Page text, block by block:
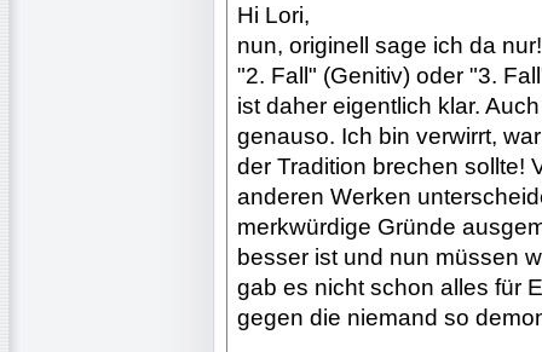
Hi Lori,
nun, originell sage ich da
"2. Fall" (Genitiv) oder "3.
ist daher eigentlich klar.
genauso. Ich bin verwirrt,
der Tradition brechen sollte!
anderen Werken
merkwürdige Gründe
besser ist und nun müssen
gab es nicht schon alles für
gegen die niemand so